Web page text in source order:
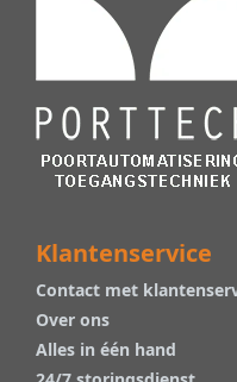
Klantenservice
Contact met
Over ons
Alles in één hand